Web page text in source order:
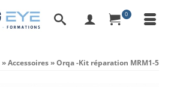
0
»Accessoires»Orqa -Kit réparation MRM1-5